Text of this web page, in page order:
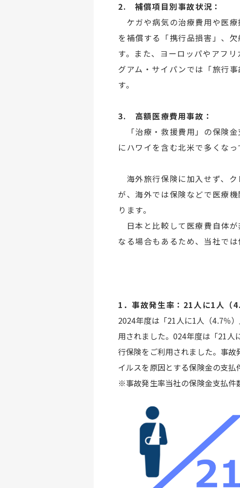
2. 補償項目別事故状況：
ケガや病気の治療費用や医
を補償する「携行品損害」、
す。また、ヨーロッパやアフ
グアム・サイパンでは「旅行
す。
3. 高額医療費用事故：
「治療・救援費用」の保険
にハワイを含む北米で多くな
海外旅行保険に加入せず、
が、海外では保険などで医療
ります。
日本と比較して医療費自体
なる場合もあるため、当社で
1．事故発生率：21人に1人（
2024年度は「21人に1人（4.7％
用されました。024年度は「21人
行保険をご利用されました。事
イルスを原因とする保険金の支払
※事故発生率当社の保険金支払